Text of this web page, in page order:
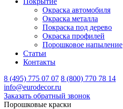
Окраска автомобиля
Окраска металла
Покраска под дерево
Окраска профилей
Порошковое напыление
Статьи
Контакты
8 (495) 775 07 07 8 (800) 770 78 14
info@eurodecor.ru
Заказать обратный звонок
Порошковые краски